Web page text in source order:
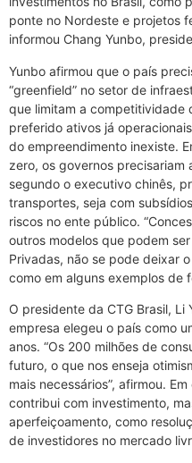
ponte no Nordeste e projetos
informou Chang Yunbo,
Yunbo afirmou que o país
“greenfield” no setor de
que limitam a competitividade
preferido ativos já
do empreendimento inexiste.
zero, os governos precisariam
segundo o executivo chinês,
transportes, seja com
riscos no ente público.
outros modelos que podem
Privadas, não se pode deixar
como em alguns exemplos de
O presidente da CTG Brasil, Li
empresa elegeu o país como
anos. “Os 200 milhões de
futuro, o que nos enseja
mais necessários”, afirmou.
contribui com investimento,
aperfeiçoamento, como
de investidores no mercado